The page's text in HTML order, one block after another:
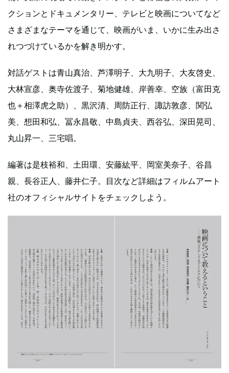
クションとドキュメンタリー、テレビと映画についてなど
さまざまなテーマを通じて、映画がいま、いかに生み出さ
れつづけているかを解き明かす。
対話ゲストは青山真治、芦澤明子、大九明子、大友啓史、
大林宣彦、奥寺佐渡子、菊地健雄、岸善幸、空族（富田克
也＋相澤虎之助）、黒沢清、周防正行、諏訪敦彦、関弘
美、想田和弘、冨永昌敬、中島貞夫、西谷弘、深田晃司、
丸山昇一、三宅唱。
編著は是枝裕和、土田環、安藤紘平、岡室美奈子、谷昌
親、長谷正人、藤井仁子。目次など詳細はフィルムアート
社のオフィシャルサイトをチェックしよう。